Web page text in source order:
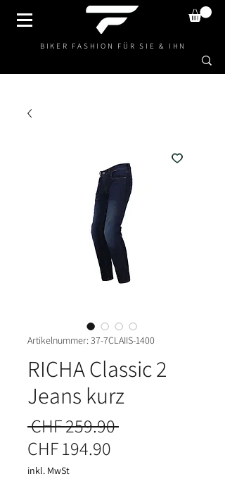
BIKER FASHION FÜR SIE & IHN
Artikelnummer: 37-7CLAIIS-1400
RICHA Classic 2
Jeans kurz
CHF 259.90 Standardpreis
CHF 194.90
inkl. MwSt